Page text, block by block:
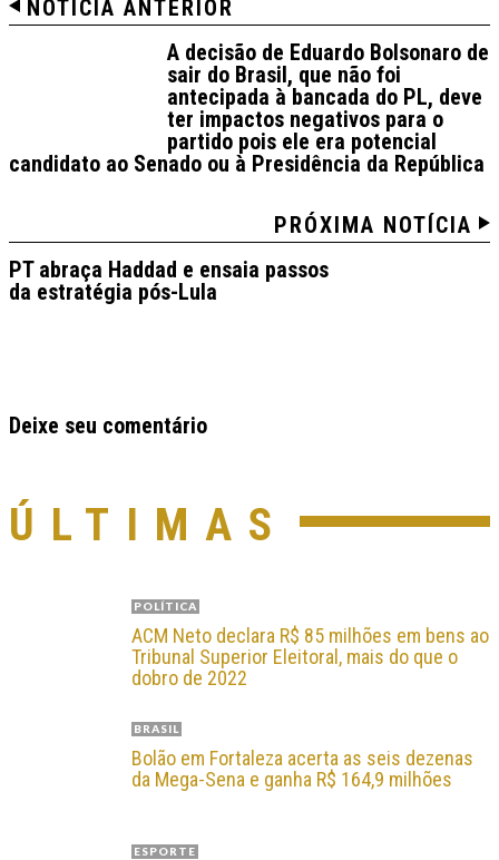
NOTÍCIA ANTERIOR
A decisão de Eduardo Bolsonaro de
sair do Brasil, que não foi
antecipada à bancada do PL, deve
ter impactos negativos para o
partido pois ele era potencial
candidato ao Senado ou à Presidência da República
PRÓXIMA NOTÍCIA
PT abraça Haddad e ensaia passos
da estratégia pós-Lula
Deixe seu comentário
ÚLTIMAS
POLÍTICA
ACM Neto declara R$ 85 milhões em bens ao
Tribunal Superior Eleitoral, mais do que o
dobro de 2022
BRASIL
Bolão em Fortaleza acerta as seis dezenas
da Mega-Sena e ganha R$ 164,9 milhões
ESPORTE